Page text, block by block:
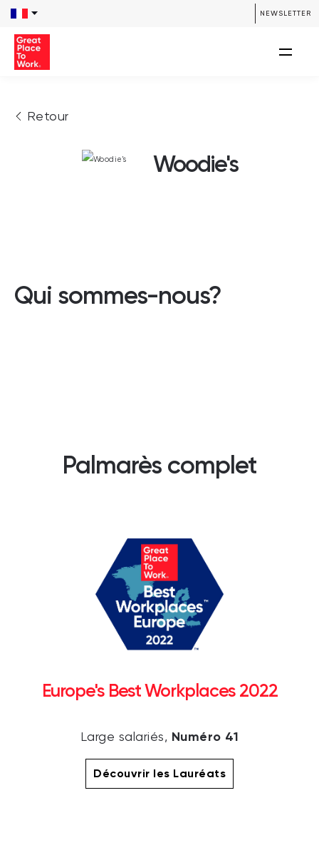
NEWSLETTER
Retour
Woodie's
Qui sommes-nous?
Palmarès complet
Europe's Best Workplaces 2022
Large salariés, Numéro 41
Découvrir les Lauréats